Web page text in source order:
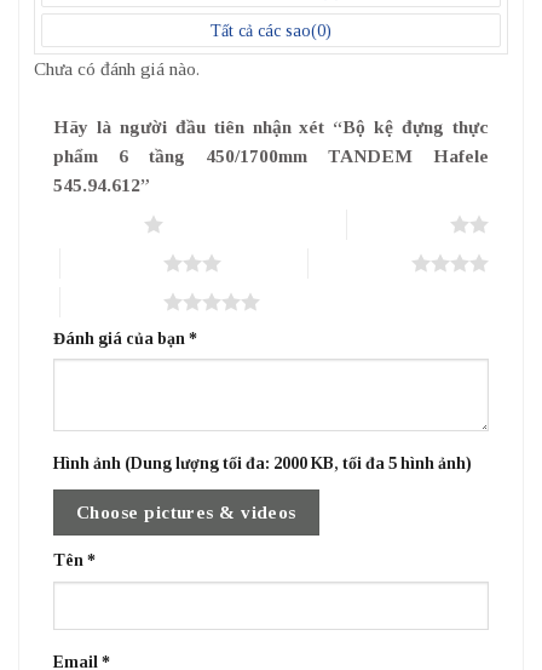
Tất cả các sao(0)
Chưa có đánh giá nào.
Hãy là người đầu tiên nhận xét “Bộ kệ đựng thực
phẩm 6 tầng 450/1700mm TANDEM Hafele
545.94.612”
Đánh giá của bạn *
Hình ảnh (Dung lượng tối đa: 2000 KB, tối đa 5 hình ảnh)
Choose pictures & videos
Tên *
Email *